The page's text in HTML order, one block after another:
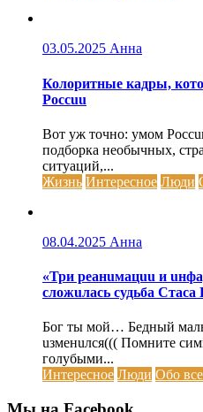
03.05.2025 Анна
Колоритные кадры,
Россuu
Вот уж точно: умом
подборка необычных,
ситуаций,...
Жизнь Интересное Люди
08.04.2025 Анна
«Три реанuмацuu и
сложuлась судьба Стаса
Бог ты мой… Бедный
uзменuлся((( Помните
голубыми...
Интересное Люди Обо